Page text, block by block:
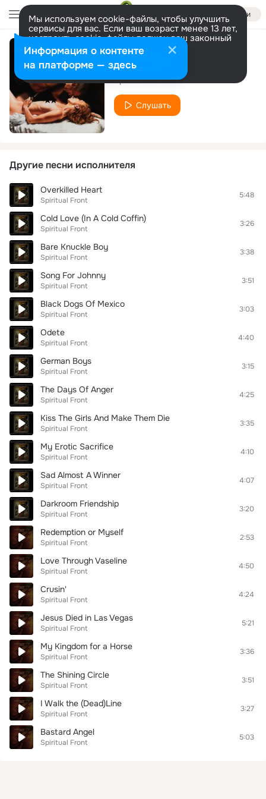
Войти
Мы используем cookie-файлы, чтобы улучшить
сервисы для вас. Если ваш возраст менее 13 лет,
настроить cookie-файлы должен ваш законный
представитель. Больше информации
Разрешить все Настроить
Devoted to You
Spiritual Front
Слушать
Другие песни исполнителя
Overkilled Heart
Spiritual Front
5:48
Cold Love (In A Cold Coffin)
Spiritual Front
3:26
Bare Knuckle Boy
Spiritual Front
3:38
Song For Johnny
Spiritual Front
3:51
Black Dogs Of Mexico
Spiritual Front
3:03
Odete
Spiritual Front
4:40
German Boys
Spiritual Front
3:15
The Days Of Anger
Spiritual Front
4:25
Kiss The Girls And Make Them Die
Spiritual Front
3:35
My Erotic Sacrifice
Spiritual Front
4:10
Sad Almost A Winner
Spiritual Front
4:07
Darkroom Friendship
Spiritual Front
3:20
Redemption or Myself
Spiritual Front
2:53
Love Through Vaseline
Spiritual Front
4:50
Crusin'
Spiritual Front
4:24
Jesus Died in Las Vegas
Spiritual Front
5:21
My Kingdom for a Horse
Spiritual Front
3:36
The Shining Circle
Spiritual Front
3:51
I Walk the (Dead)Line
Spiritual Front
3:27
Bastard Angel
Spiritual Front
5:03
Информация о контенте
на платформе — здесь